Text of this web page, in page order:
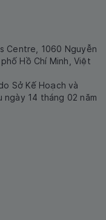
Centre, 1060 Nguyễn
Hồ Chí Minh, Việt
Sở Kế Hoạch và
ngày 14 tháng 02 năm